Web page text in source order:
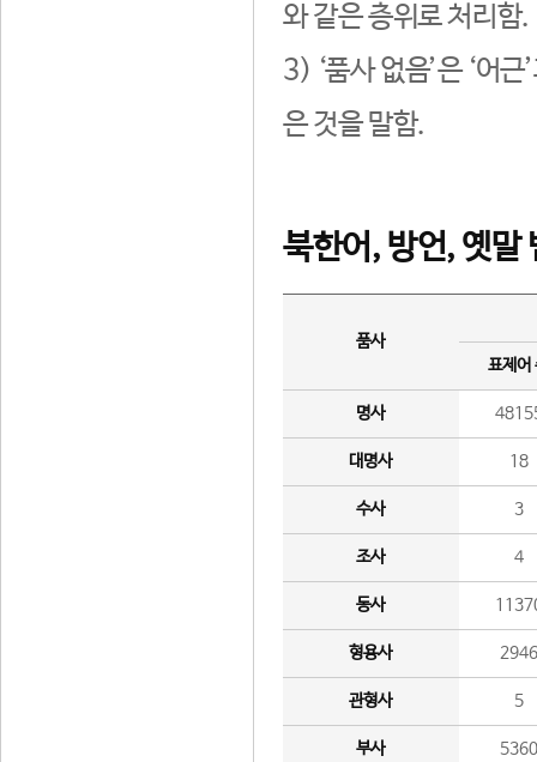
와 같은 층위로 처리함.
3) ‘품사 없음’은 ‘어
은 것을 말함.
북한어, 방언, 옛말
품사
표제어
명사
대명사 18
수사 3
조사 4
동사
형용사 2946
관형사 5
부사 5360